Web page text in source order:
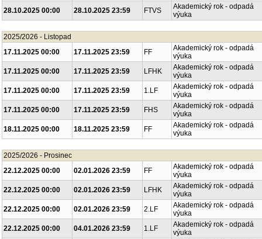
28.10.2025 00:00
28.10.2025 23:59 FTVS
Akademický rok - odpadá
výuka
2025/2026 - Listopad
17.11.2025 00:00
17.11.2025 23:59 FF
Akademický rok - odpadá
výuka
17.11.2025 00:00
17.11.2025 23:59 LFHK
Akademický rok - odpadá
výuka
17.11.2025 00:00
17.11.2025 23:59 1.LF
Akademický rok - odpadá
výuka
17.11.2025 00:00
17.11.2025 23:59 FHS
Akademický rok - odpadá
výuka
18.11.2025 00:00
18.11.2025 23:59 FF
Akademický rok - odpadá
výuka
2025/2026 - Prosinec
22.12.2025 00:00
02.01.2026 23:59 FF
Akademický rok - odpadá
výuka
22.12.2025 00:00
02.01.2026 23:59 LFHK
Akademický rok - odpadá
výuka
22.12.2025 00:00
02.01.2026 23:59 2.LF
Akademický rok - odpadá
výuka
22.12.2025 00:00
04.01.2026 23:59 1.LF
Akademický rok - odpadá
výuka